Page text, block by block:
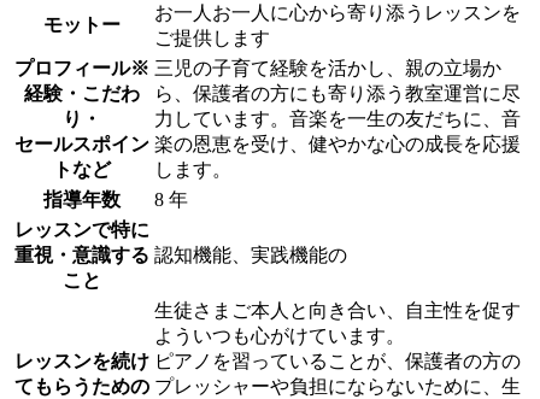
モットー
お一人お一人に心から寄り添うレッスンを
ご提供します
プロフィール※
経験・こだわ
り・
セールスポイン
トなど
三児の子育て経験を活かし、親の立場か
ら、保護者の方にも寄り添う教室運営に尽
力しています。音楽を一生の友だちに、音
楽の恩恵を受け、健やかな心の成長を応援
します。
指導年数
8 年
レッスンで特に
重視・意識する
こと
認知機能、実践機能の
レッスンを続け
てもらうための
生徒さまご本人と向き合い、自主性を促す
よういつも心がけています。
ピアノを習っていることが、保護者の方の
プレッシャーや負担にならないために、生